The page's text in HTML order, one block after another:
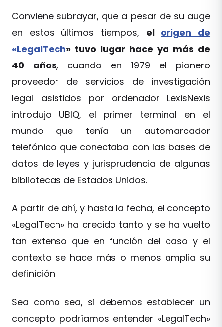
Conviene subrayar, que a pesar de su auge
en estos últimos tiempos, el origen de
«LegalTech» tuvo lugar hace ya más de
40 años, cuando en 1979 el pionero
proveedor de servicios de investigación
legal asistidos por ordenador LexisNexis
introdujo UBIQ, el primer terminal en el
mundo que tenía un automarcador
telefónico que conectaba con las bases de
datos de leyes y jurisprudencia de algunas
bibliotecas de Estados Unidos.
A partir de ahí, y hasta la fecha, el concepto
«LegalTech» ha crecido tanto y se ha vuelto
tan extenso que en función del caso y el
contexto se hace más o menos amplia su
definición.
Sea como sea, si debemos establecer un
concepto podríamos entender «LegalTech»